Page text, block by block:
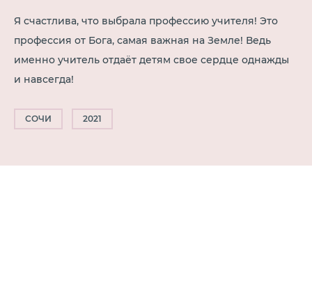
Я счастлива, что выбрала профессию учителя! Это
профессия от Бога, самая важная на Земле! Ведь
именно учитель отдаёт детям свое сердце однажды
и навсегда!
СОЧИ 2021